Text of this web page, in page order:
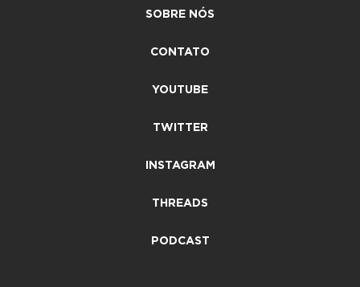
SOBRE NÓS
CONTATO
YOUTUBE
TWITTER
INSTAGRAM
THREADS
PODCAST